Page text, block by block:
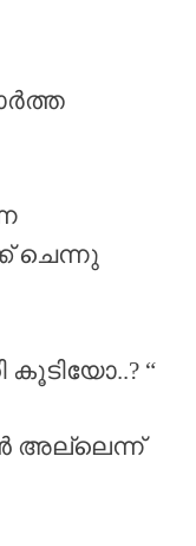
ചെന്നു
കൂടിയോ..? “
അല്ലെന്ന്